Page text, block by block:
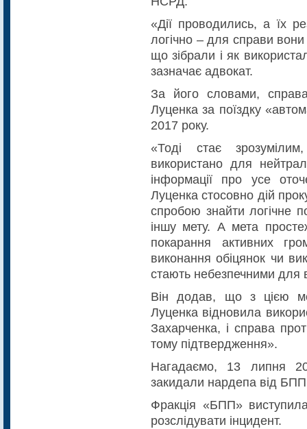
«Дії проводились, а їх
логічно – для справи
що зібрали і як
зазначає адвокат.
За його словами,
Луценка за поїздку
2017 року.
«Тоді стає
використано для
інформації про усе
Луценка стосовно дій
спробою знайти логічне
іншу мету. А мета
покарання активних
виконання обіцянок чи
стають небезпечними
Він додав, що з цією
Луценка відновила
Захарченка, і справа
тому підтвердження».
Нагадаємо, 13 липня
закидали нардепа від
Фракція «БПП»
розслідувати інцидент.